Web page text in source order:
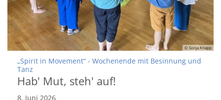
© Sonja Knapp
„Spirit in Movement“ - Wochenende mit Besinnung und
Tanz
Hab' Mut, steh' auf!
8. Juni 2026